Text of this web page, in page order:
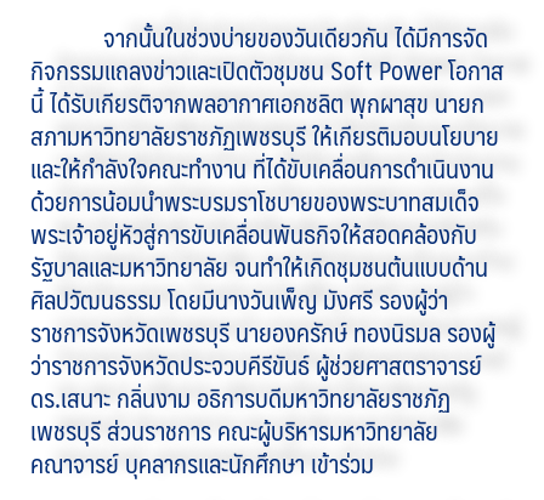
จากนั้นในช่วงบ่ายของวันเดียวกัน ได้มีการจัด
กิจกรรมแถลงข่าวและเปิดตัวชุมชน Soft Power โอกาส
นี้ ได้รับเกียรติจากพลอากาศเอกชลิต พุกผาสุข นายก
สภามหาวิทยาลัยราชภัฏเพชรบุรี ให้เกียรติมอบนโยบาย
และให้กำลังใจคณะทำงาน ที่ได้ขับเคลื่อนการดำเนินงาน
ด้วยการน้อมนำพระบรมราโชบายของพระบาทสมเด็จ
พระเจ้าอยู่หัวสู่การขับเคลื่อนพันธกิจให้สอดคล้องกับ
รัฐบาลและมหาวิทยาลัย จนทำให้เกิดชุมชนต้นแบบด้าน
ศิลปวัฒนธรรม โดยมีนางวันเพ็ญ มังศรี รองผู้ว่า
ราชการจังหวัดเพชรบุรี นายองครักษ์ ทองนิรมล รองผู้
ว่าราชการจังหวัดประจวบคีรีขันธ์ ผู้ช่วยศาสตราจารย์
ดร.เสนาะ กลิ่นงาม อธิการบดีมหาวิทยาลัยราชภัฏ
เพชรบุรี ส่วนราชการ คณะผู้บริหารมหาวิทยาลัย
คณาจารย์ บุคลากรและนักศึกษา เข้าร่วม